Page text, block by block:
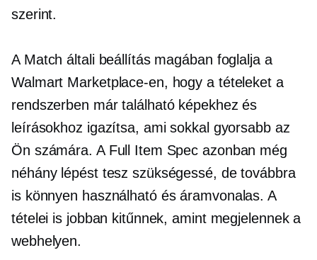
szerint.
A Match általi beállítás magában foglalja a
Walmart Marketplace-en, hogy a tételeket a
rendszerben már található képekhez és
leírásokhoz igazítsa, ami sokkal gyorsabb az
Ön számára. A Full Item Spec azonban még
néhány lépést tesz szükségessé, de továbbra
is könnyen használható és áramvonalas. A
tételei is jobban kitűnnek, amint megjelennek a
webhelyen.